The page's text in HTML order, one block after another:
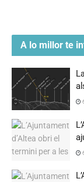
A lo millor te